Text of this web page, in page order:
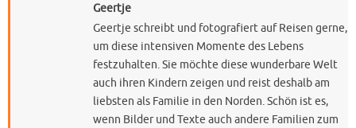
Geertje
Geertje schreibt und fotografiert auf Reisen gerne,
um diese intensiven Momente des Lebens
festzuhalten. Sie möchte diese wunderbare Welt
auch ihren Kindern zeigen und reist deshalb am
liebsten als Familie in den Norden. Schön ist es,
wenn Bilder und Texte auch andere Familien zum